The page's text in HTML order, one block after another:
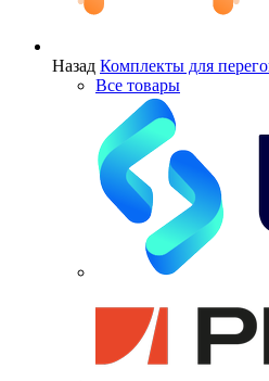
Назад Комплекты для
Все товары